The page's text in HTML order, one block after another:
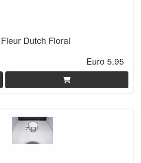
Dutch Floral
Euro 5.95